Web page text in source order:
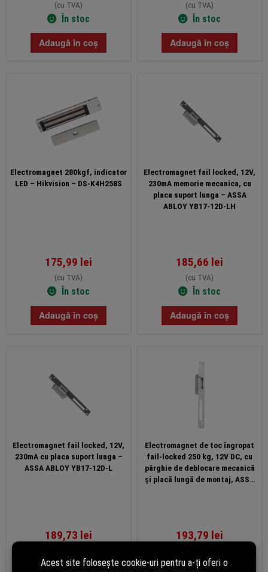
(cu TVA)
În stoc
Adaugă în coș
(cu TVA)
În stoc
Adaugă în coș
Electromagnet 280kgf, indicator
LED – Hikvision – DS-K4H258S
175,99 lei
(cu TVA)
În stoc
Adaugă în coș
Electromagnet fail locked, 12V,
230mA memorie mecanica, cu
placa suport lunga – ASSA
ABLOY YB17-12D-LH
185,66 lei
(cu TVA)
În stoc
Adaugă în coș
Electromagnet fail locked, 12V,
230mA cu placa suport lunga –
ASSA ABLOY YB17-12D-L
189,73 lei
În stoc
Electromagnet de toc îngropat
fail-locked 250 kg, 12V DC, cu
pârghie de deblocare mecanică
și placă lungă de montaj, ASSA
193,79 lei
În stoc